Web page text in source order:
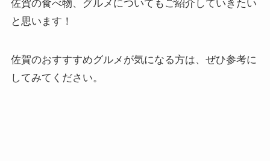
佐賀の食べ物、グルメについてもご紹介していきたい
と思います！
佐賀のおすすすめグルメが気になる方は、ぜひ参考に
してみてください。